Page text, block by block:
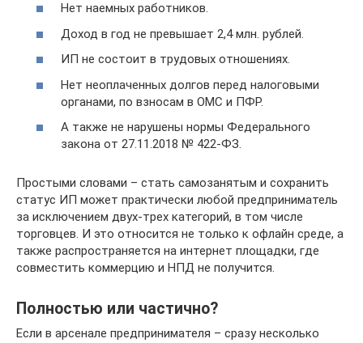
Нет наемных работников.
Доход в год не превышает 2,4 млн. рублей.
ИП не состоит в трудовых отношениях.
Нет неоплаченных долгов перед налоговыми
органами, по взносам в ОМС и ПФР.
А также не нарушены нормы Федерального
закона от 27.11.2018 № 422-ФЗ.
Простыми словами – стать самозанятым и сохранить
статус ИП может практически любой предприниматель
за исключением двух-трех категорий, в том числе
торговцев. И это относится не только к офлайн среде, а
также распространяется на интернет площадки, где
совместить коммерцию и НПД не получится.
Полностью или частично?
Если в арсенале предпринимателя – сразу несколько